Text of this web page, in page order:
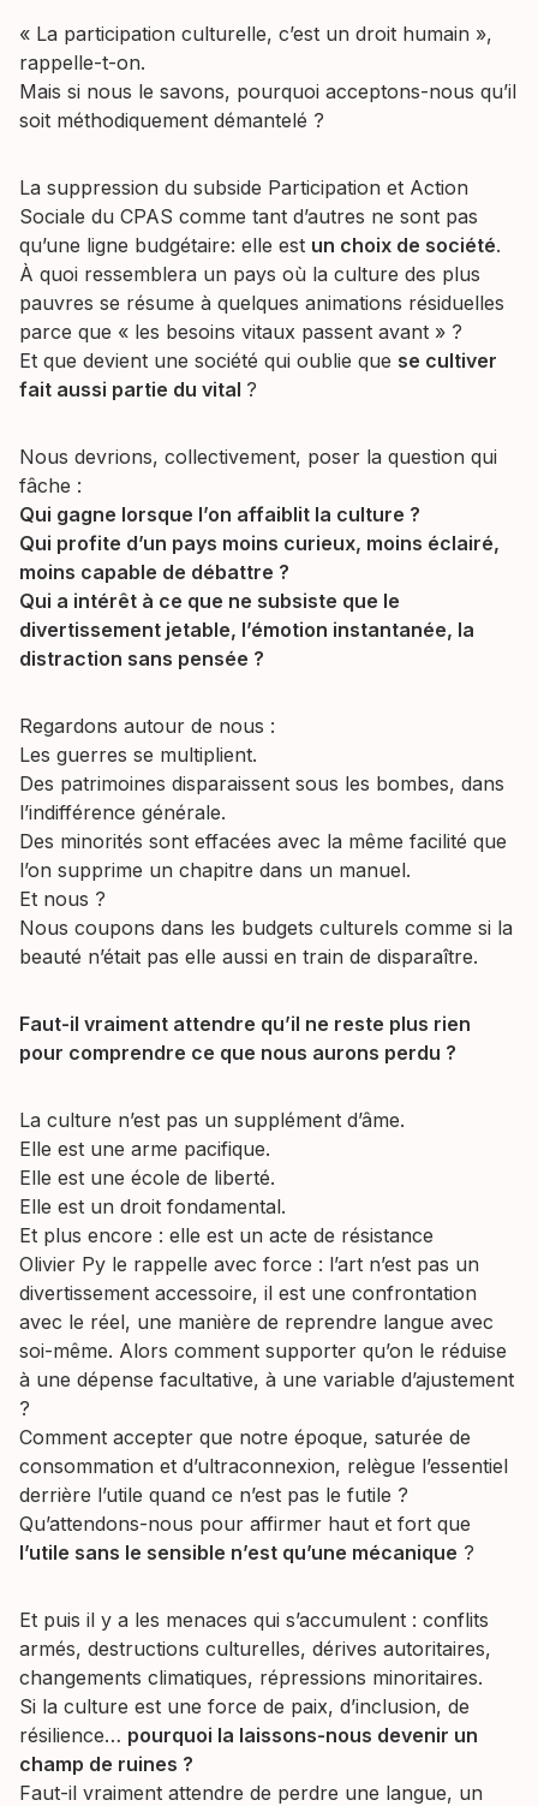
« La participation culturelle, c’est un droit humain »,
rappelle-t-on.
Mais si nous le savons, pourquoi acceptons-nous qu’il
soit méthodiquement démantelé ?
La suppression du subside Participation et Action
Sociale du CPAS comme tant d’autres ne sont pas
qu’une ligne budgétaire: elle est un choix de société.
À quoi ressemblera un pays où la culture des plus
pauvres se résume à quelques animations résiduelles
parce que « les besoins vitaux passent avant » ?
Et que devient une société qui oublie que se cultiver
fait aussi partie du vital ?
Nous devrions, collectivement, poser la question qui
fâche :
Qui gagne lorsque l’on affaiblit la culture ?
Qui profite d’un pays moins curieux, moins éclairé,
moins capable de débattre ?
Qui a intérêt à ce que ne subsiste que le
divertissement jetable, l’émotion instantanée, la
distraction sans pensée ?
Regardons autour de nous :
Les guerres se multiplient.
Des patrimoines disparaissent sous les bombes, dans
l’indifférence générale.
Des minorités sont effacées avec la même facilité que
l’on supprime un chapitre dans un manuel.
Et nous ?
Nous coupons dans les budgets culturels comme si la
beauté n’était pas elle aussi en train de disparaître.
Faut-il vraiment attendre qu’il ne reste plus rien
pour comprendre ce que nous aurons perdu ?
La culture n’est pas un supplément d’âme.
Elle est une arme pacifique.
Elle est une école de liberté.
Elle est un droit fondamental.
Et plus encore : elle est un acte de résistance
Olivier Py le rappelle avec force : l’art n’est pas un
divertissement accessoire, il est une confrontation
avec le réel, une manière de reprendre langue avec
soi-même. Alors comment supporter qu’on le réduise
à une dépense facultative, à une variable d’ajustement
?
Comment accepter que notre époque, saturée de
consommation et d’ultraconnexion, relègue l’essentiel
derrière l’utile quand ce n’est pas le futile ?
Qu’attendons-nous pour affirmer haut et fort que
l’utile sans le sensible n’est qu’une mécanique ?
Et puis il y a les menaces qui s’accumulent : conflits
armés, destructions culturelles, dérives autoritaires,
changements climatiques, répressions minoritaires.
Si la culture est une force de paix, d’inclusion, de
résilience… pourquoi la laissons-nous devenir un
champ de ruines ?
Faut-il vraiment attendre de perdre une langue, un